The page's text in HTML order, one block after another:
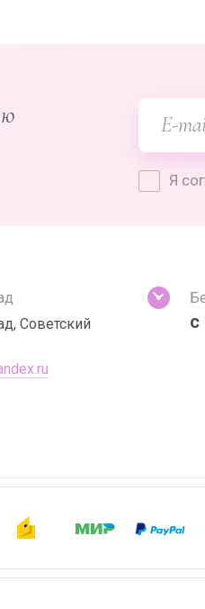
Я
Советский
с